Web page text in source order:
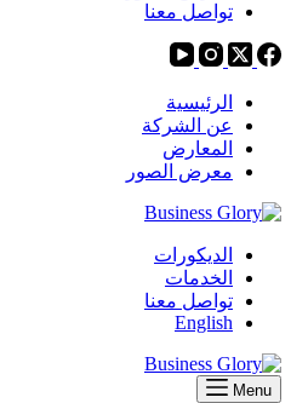
تواصل معنا
الرئيسية
عن الشركة
المعارض
معرض الصور
الديكورات
الخدمات
تواصل معنا
English
Menu